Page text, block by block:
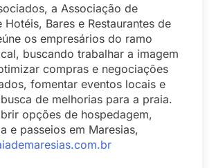
a Associação de
Hotéis, Bares e Restaurantes de
os empresários do ramo
buscando trabalhar a imagem
compras e negociações
fomentar eventos locais e
de melhorias para a praia.
opções de hospedagem,
e passeios em Maresias,